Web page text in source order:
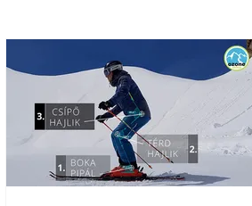
Általános javaslatok - MAMO